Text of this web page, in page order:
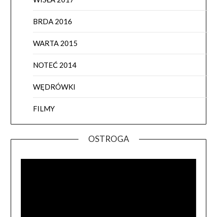
BRDA 2016
WARTA 2015
NOTEĆ 2014
WĘDRÓWKI
FILMY
OSTROGA